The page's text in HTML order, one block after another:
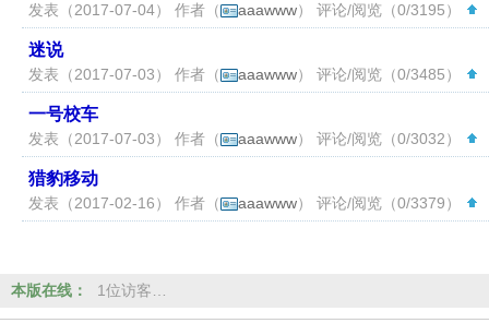
发表（2017-07-04） 作者（ aaawww） 评论/阅览（0/3195）
迷说
发表（2017-07-03） 作者（ aaawww） 评论/阅览（0/3485）
一号校车
发表（2017-07-03） 作者（ aaawww） 评论/阅览（0/3032）
猎豹移动
发表（2017-02-16） 作者（ aaawww） 评论/阅览（0/3379）
本版在线： 1位访客…